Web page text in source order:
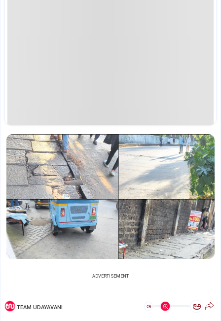
ADVERTISEMENT
TEAM UDAYAVANI ಅ ಅ